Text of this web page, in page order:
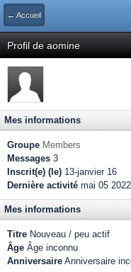
← Accueil
Profil de aomine
Mes informations
Groupe Members
Messages 3
Inscrit(e) (le) 13-janvier 16
Dernière activité mai 05
Mes informations
Titre Nouveau / peu actif
Âge Âge inconnu
Anniversaire Anniversaire